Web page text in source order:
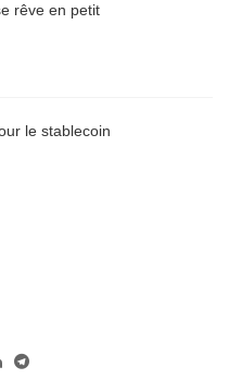
rêve en petit
le stablecoin